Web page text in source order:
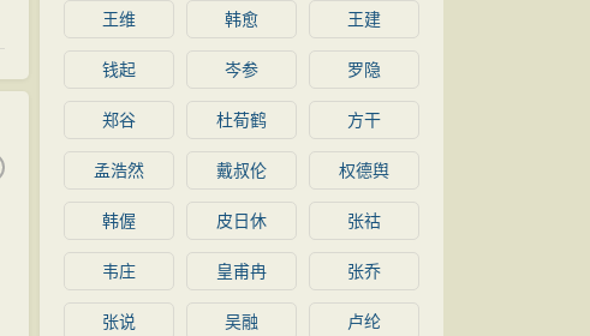
王维 韩愈 王建
钱起 岑参 罗隐
郑谷 杜荀鹤 方干
孟浩然 戴叔伦 权德舆
韩偓 皮日休 张祜
韦庄 皇甫冉 张乔
张说 吴融 卢纶